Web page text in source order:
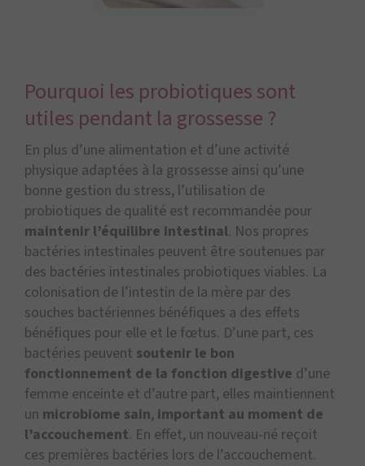
Pourquoi les probiotiques sont
utiles pendant la grossesse ?
En plus d’une alimentation et d’une activité
physique adaptées à la grossesse ainsi qu’une
bonne gestion du stress, l’utilisation de
probiotiques de qualité est recommandée pour
maintenir l’équilibre intestinal. Nos propres
bactéries intestinales peuvent être soutenues par
des bactéries intestinales probiotiques viables. La
colonisation de l’intestin de la mère par des
souches bactériennes bénéfiques a des effets
bénéfiques pour elle et le fœtus. D’une part, ces
bactéries peuvent soutenir le bon
fonctionnement de la fonction digestive d’une
femme enceinte et d’autre part, elles maintiennent
un microbiome sain, important au moment de
l’accouchement. En effet, un nouveau-né reçoit
ces premières bactéries lors de l’accouchement.